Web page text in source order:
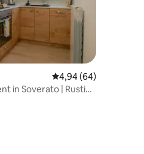
op 5, 17 recensies
Gemiddelde
4,94 (64)
in Soverato | Rustig |